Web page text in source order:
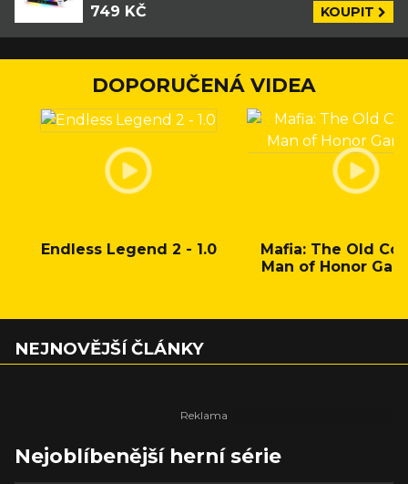
749 KČ KOUPIT
DOPORUČENÁ VIDEA
Endless Legend 2 - 1.0
Mafia: The Old
Man of Honor
NEJNOVĚJŠÍ ČLÁNKY
Nejoblíbenější herní série